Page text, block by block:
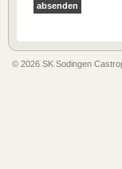
© 2026 SK Sodingen